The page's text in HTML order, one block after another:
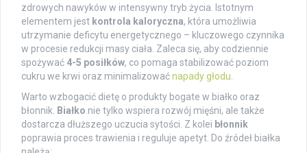
zdrowych nawyków w intensywny tryb życia. Istotnym
elementem jest kontrola kaloryczna, która umożliwia
utrzymanie deficytu energetycznego – kluczowego czynnika
w procesie redukcji masy ciała. Zaleca się, aby codziennie
spożywać 4-5 posiłków, co pomaga stabilizować poziom
cukru we krwi oraz minimalizowaćnapady głodu
Warto wzbogacić dietę o produkty bogate w białko oraz
błonnik.
Białko nie tylko wspiera rozwój mięśni, ale także
dostarcza dłuższego uczucia sytości. Z kolei błonnik
poprawia proces trawienia i reguluje apetyt. Do źródeł białka